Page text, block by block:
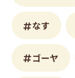
なす
ゴーヤ